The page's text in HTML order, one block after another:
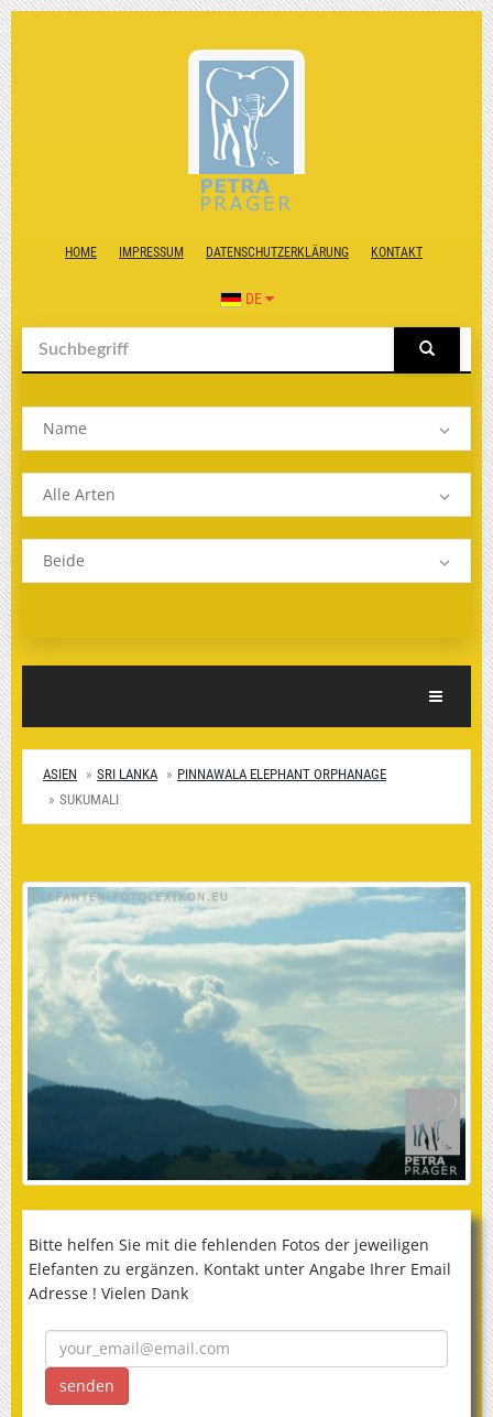
HOME IMPRESSUM DATENSCHUTZERKLÄRUNG KONTAKT
DE
Name
Alle Arten
Beide
Toggle
ASIEN SRI LANKA
PINNAWALA ELEPHANT ORPHANAGE
SUKUMALI
Bitte helfen Sie mit die fehlenden Fotos der jeweiligen
Elefanten zu ergänzen. Kontakt unter Angabe Ihrer Email
Adresse ! Vielen Dank